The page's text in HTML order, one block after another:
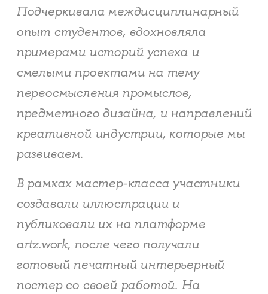
Подчеркивала междисциплинарный
опыт студентов, вдохновляла
примерами историй успеха и
смелыми проектами на тему
переосмысления промыслов,
предметного дизайна, и направлений
креативной индустрии, которые мы
развиваем.
В рамках мастер-класса участники
создавали иллюстрации и
публиковали их на платформе
artz.work, после чего получали
готовый печатный интерьерный
постер со своей работой. На